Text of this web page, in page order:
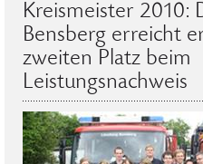
Kreismeister 2010:
Bensberg erreicht
zweiten Platz beim
Leistungsnachweis